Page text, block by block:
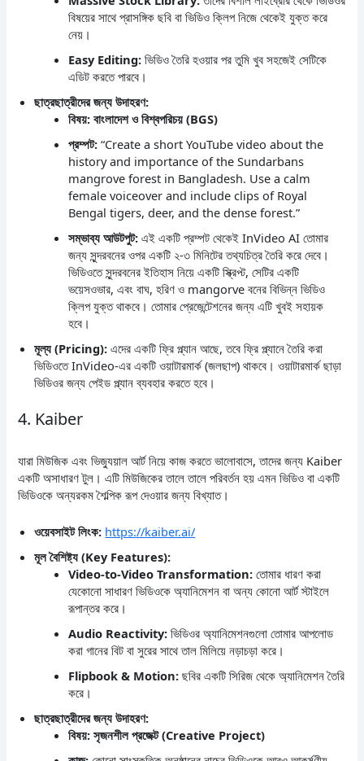
বিষয়ের সাথে প্রাসঙ্গিক ছবি বা ভিডিও ক্লিপ নিজে থেকেই যুক্ত করে
নেয়।
Easy Editing: ভিডিও তৈরি হওয়ার পর তুমি খুব সহজেই সেটিকে
এডিট করতে পারবে।
ছাত্রছাত্রীদের জন্য উদাহরণ:
বিষয়: বাংলাদেশ ও বিশ্বপরিচয় (BGS)
প্রম্পট: “Create a short YouTube video about the
history and importance of the Sundarbans
mangrove forest in Bangladesh. Use a calm
female voiceover and include clips of Royal
Bengal tigers, deer, and the dense forest.”
সম্ভাব্য আউটপুট: এই একটি প্রম্পট থেকেই InVideo AI তোমার
জন্য সুন্দরবনের ওপর একটি ২-৩ মিনিটের তথ্যচিত্র তৈরি করে দেবে।
ভিডিওতে সুন্দরবনের ইতিহাস নিয়ে একটি স্ক্রিপ্ট, সেটির একটি
ভয়েসওভার, এবং বাঘ, হরিণ ও mangorve বনের বিভিন্ন ভিডিও
ক্লিপ যুক্ত থাকবে। তোমার প্রেজেন্টেশনের জন্য এটি খুবই সহায়ক
হবে।
মূল্য (Pricing): এদের একটি ফ্রি প্ল্যান আছে, তবে ফ্রি প্ল্যানে তৈরি করা
ভিডিওতে InVideo-এর একটি ওয়াটারমার্ক (জলছাপ) থাকবে। ওয়াটারমার্ক ছাড়া
ভিডিওর জন্য পেইড প্ল্যান ব্যবহার করতে হবে।
4. Kaiber
যারা মিউজিক এবং ভিজ্যুয়াল আর্ট নিয়ে কাজ করতে ভালোবাসে, তাদের জন্য Kaiber
একটি অসাধারণ টুল। এটি মিউজিকের তালে তালে পরিবর্তন হয় এমন ভিডিও বা একটি
ভিডিওকে অন্যরকম শৈল্পিক রূপ দেওয়ার জন্য বিখ্যাত।
ওয়েবসাইট লিংক: https://kaiber.ai/
মূল বৈশিষ্ট্য (Key Features):
Video-to-Video Transformation: তোমার ধারণ করা
যেকোনো সাধারণ ভিডিওকে অ্যানিমেশন বা অন্য কোনো আর্ট স্টাইলে
রূপান্তর করে।
Audio Reactivity: ভিডিওর অ্যানিমেশনগুলো তোমার আপলোড
করা গানের বিট বা সুরের সাথে তাল মিলিয়ে নড়াচড়া করে।
Flipbook & Motion: ছবির একটি সিরিজ থেকে অ্যানিমেশন তৈরি
করে।
ছাত্রছাত্রীদের জন্য উদাহরণ:
বিষয়: সৃজনশীল প্রজেক্ট (Creative Project)